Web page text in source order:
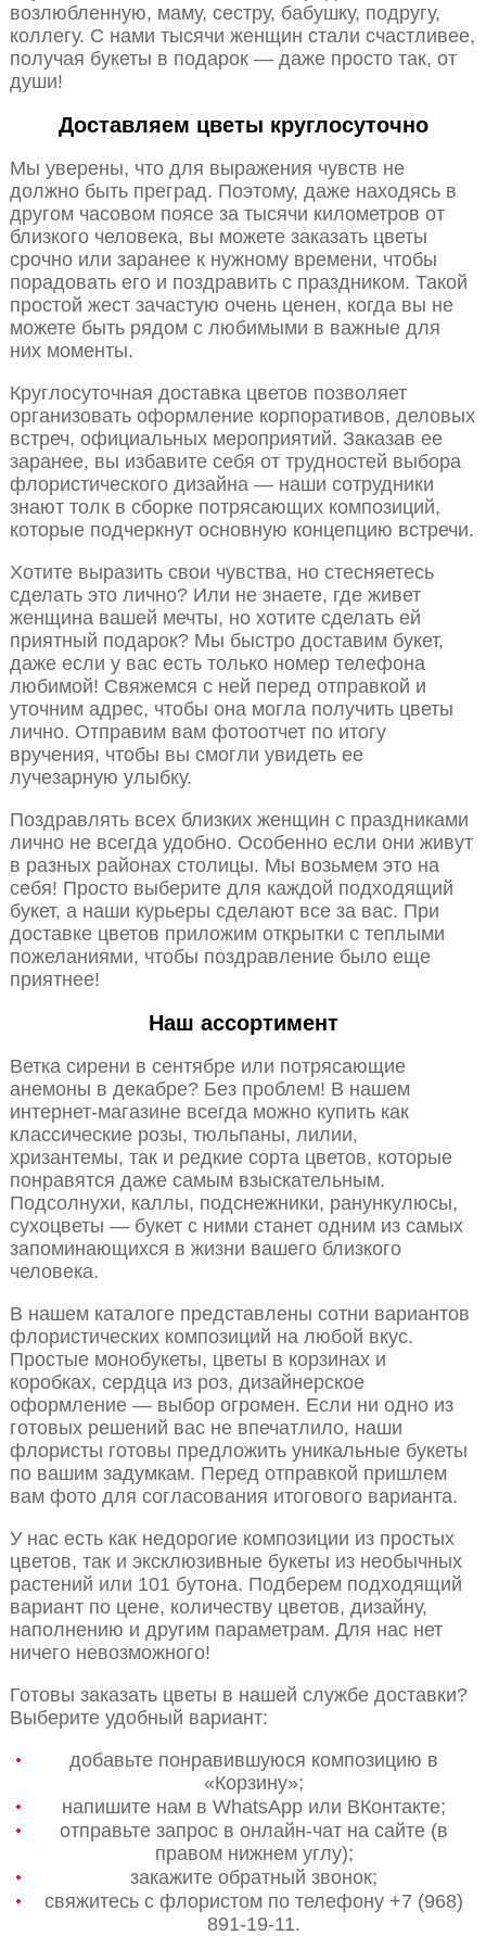
возлюбленную, маму, сестру, бабушку, подругу,
коллегу. С нами тысячи женщин стали счастливее,
получая букеты в подарок — даже просто так, от
души!
Доставляем цветы круглосуточно
Мы уверены, что для выражения чувств не
должно быть преград. Поэтому, даже находясь в
другом часовом поясе за тысячи километров от
близкого человека, вы можете заказать цветы
срочно или заранее к нужному времени, чтобы
порадовать его и поздравить с праздником. Такой
простой жест зачастую очень ценен, когда вы не
можете быть рядом с любимыми в важные для
них моменты.
Круглосуточная доставка цветов позволяет
организовать оформление корпоративов, деловых
встреч, официальных мероприятий. Заказав ее
заранее, вы избавите себя от трудностей выбора
флористического дизайна — наши сотрудники
знают толк в сборке потрясающих композиций,
которые подчеркнут основную концепцию встречи.
Хотите выразить свои чувства, но стесняетесь
сделать это лично? Или не знаете, где живет
женщина вашей мечты, но хотите сделать ей
приятный подарок? Мы быстро доставим букет,
даже если у вас есть только номер телефона
любимой! Свяжемся с ней перед отправкой и
уточним адрес, чтобы она могла получить цветы
лично. Отправим вам фотоотчет по итогу
вручения, чтобы вы смогли увидеть ее
лучезарную улыбку.
Поздравлять всех близких женщин с праздниками
лично не всегда удобно. Особенно если они живут
в разных районах столицы. Мы возьмем это на
себя! Просто выберите для каждой подходящий
букет, а наши курьеры сделают все за вас. При
доставке цветов приложим открытки с теплыми
пожеланиями, чтобы поздравление было еще
приятнее!
Наш ассортимент
Ветка сирени в сентябре или потрясающие
анемоны в декабре? Без проблем! В нашем
интернет-магазине всегда можно купить как
классические розы, тюльпаны, лилии,
хризантемы, так и редкие сорта цветов, которые
понравятся даже самым взыскательным.
Подсолнухи, каллы, подснежники, ранункулюсы,
сухоцветы — букет с ними станет одним из самых
запоминающихся в жизни вашего близкого
человека.
В нашем каталоге представлены сотни вариантов
флористических композиций на любой вкус.
Простые монобукеты, цветы в корзинах и
коробках, сердца из роз, дизайнерское
оформление — выбор огромен. Если ни одно из
готовых решений вас не впечатлило, наши
флористы готовы предложить уникальные букеты
по вашим задумкам. Перед отправкой пришлем
вам фото для согласования итогового варианта.
У нас есть как недорогие композиции из простых
цветов, так и эксклюзивные букеты из необычных
растений или 101 бутона. Подберем подходящий
вариант по цене, количеству цветов, дизайну,
наполнению и другим параметрам. Для нас нет
ничего невозможного!
Готовы заказать цветы в нашей службе доставки?
Выберите удобный вариант:
добавьте понравившуюся композицию в
«Корзину»;
напишите нам в WhatsApp или ВКонтакте;
отправьте запрос в онлайн-чат на сайте (в
правом нижнем углу);
закажите обратный звонок;
свяжитесь с флористом по телефону +7 (968)
891-19-11.